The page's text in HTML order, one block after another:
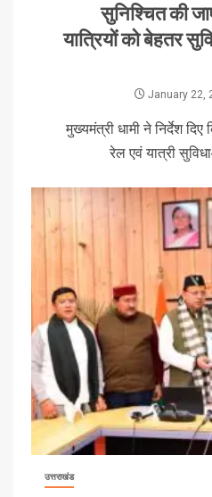
सुनिश्चित की
यात्रियों को बेहतर
January 22,
मुख्यमंत्री धामी ने निर्देश दिए
रेल एवं यात्री
उत्तराखंड